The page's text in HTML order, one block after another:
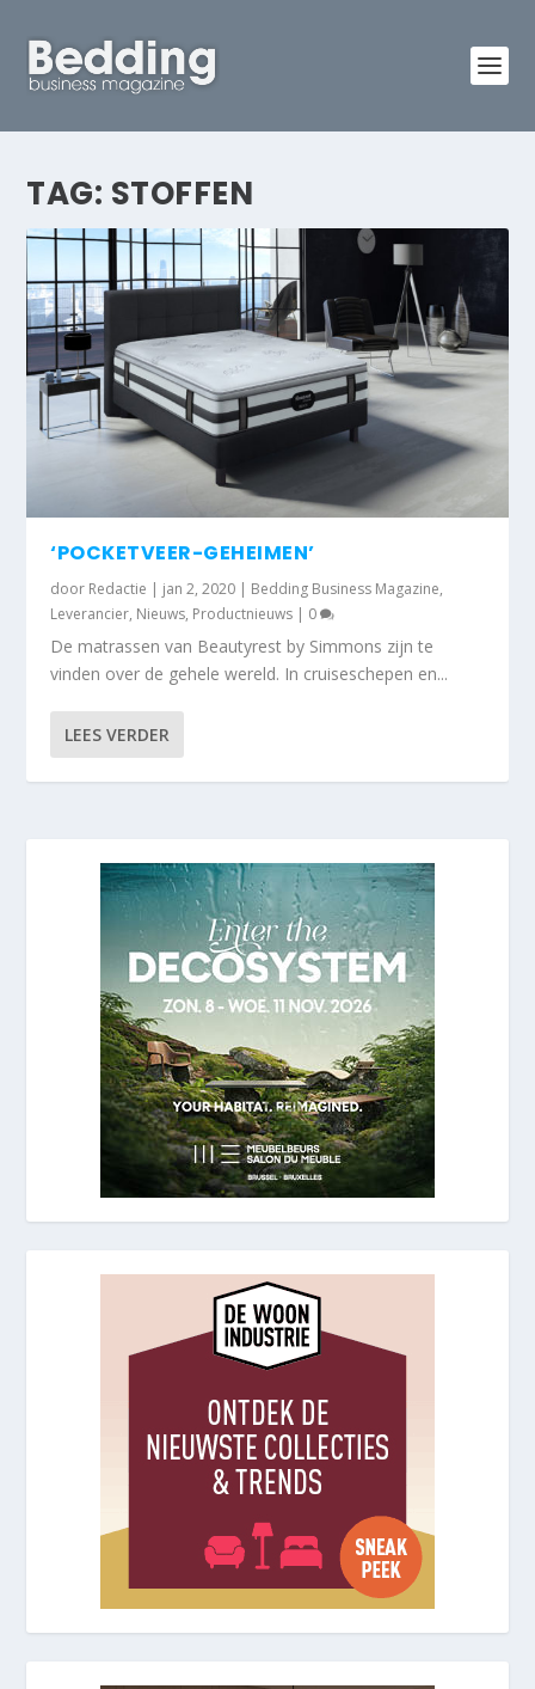
TAG: STOFFEN
‘POCKETVEER-GEHEIMEN’
door Redactie | jan 2, 2020 | Bedding Business Magazine,
Leverancier, Nieuws, Productnieuws | 0
De matrassen van Beautyrest by Simmons zijn te
vinden over de gehele wereld. In cruiseschepen en...
LEES VERDER